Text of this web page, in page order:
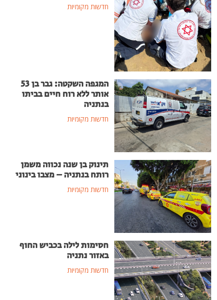
חדשות מקומיות
המגפה השקטה: גבר בן 53
אותר ללא רוח חיים בביתו
בנתניה
חדשות מקומיות
תינוק בן שנה נכווה משמן
רותח בנתניה – מצבו בינוני
חדשות מקומיות
חסימות לילה בכביש החוף
באזור נתניה
חדשות מקומיות